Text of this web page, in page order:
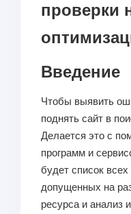
проверки
Введение
Чтобы выявить
поднять сайт в
Делается это с
программ и
будет список
допущенных на
ресурса и анализ